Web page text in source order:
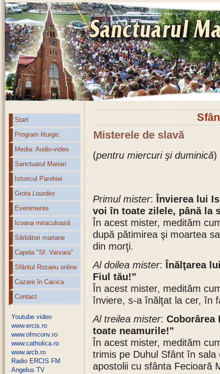
Start
Program liturgic
Media: Audio-video
Sanctuarul Marian
Istoricul Parohiei
Grota Lourdes
Evenimente
Icoana miraculoasă
Sărbători mariane
Capela "Sf. Varvara"
Sfântul Rozariu online
Cazare în Cacica
Contact
Youtube video
www.ercis.ro
www.ofmconv.ro
www.catholica.ro
www.arcb.ro
Radio ERCIS FM
Angelus TV
Misterele de slavă
(pentru miercuri şi duminică)
Primul mister: Învierea lui
voi în toate zilele, până la
În acest mister, medităm
după pătimirea şi moartea
din morţi.
Al doilea mister: Înălţarea
Fiul tău!"
În acest mister, medităm
înviere, s-a înălţat la cer, în
Al treilea mister: Coborârea
toate neamurile!"
În acest mister, medităm
trimis pe Duhul Sfânt în
apostolii cu sfânta Fecioară